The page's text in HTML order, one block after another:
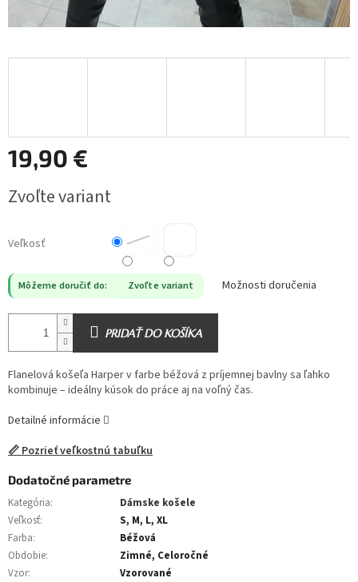
19,90 €
cena:
Zvoľte variant
Veľkosť
Môžeme doručiť do: Zvoľte variant Možnosti doručenia
PRIDAŤ DO KOŠÍKA
Flanelová košeľa Harper v farbe béžová z príjemnej bavlny sa ľahko
kombinuje – ideálny kúsok do práce aj na voľný čas.
Detailné informácie
📏 Pozrieť veľkostnú tabuľku
Dodatočné parametre
Kategória:
Dámske košele
Veľkosť:
S, M, L, XL
Farba:
Béžová
Obdobie:
Zimné, Celoročné
Vzor:
Vzorované